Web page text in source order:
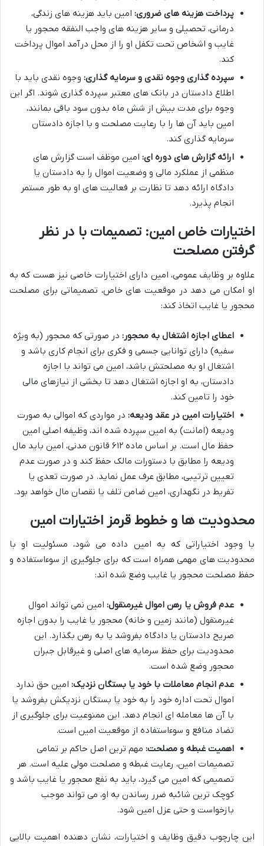
پرداخت هزینه های ضروری: امین باید هزینه های زندگی،
درمانی، تحصیلی و سایر هزینه های واجب النفقه محجور یا
غایب و اشخاص تحت تکفل او را از محل درآمد اموال پرداخت
کند.
سپرده گذاری وجوه نقدی و سرمایه گذاری: وجوه نقدی باید با
اطلاع دادستان در بانک های معتبر سپرده گذاری شوند. اگر این
وجوه برای مدت بیش از شش ماه بدون سود باقی بمانند،
امین باید آن ها را با رعایت مصلحت و با اجازه دادستان
سرمایه گذاری کند.
ارائه گزارش های دوره ای: امین موظف است گزارش های
منظمی از عملکرد مالی و وضعیت اموال را به دادستان یا
دادگاه ارائه دهد تا نظارت بر فعالیت های او به طور مستمر
انجام پذیرد.
اختیارات خاص امین: تصمیمات با در نظر
گرفتن مصلحت
علاوه بر وظایف عمومی، امین دارای اختیارات خاصی نیز هست که به
او امکان می دهد در موقعیت های خاص، تصمیماتی برای مصلحت
محجور یا غایب اتخاذ کند:
اعطای اجازه اشتغال به محجور: در صورتی که محجور (به ویژه
سفیه) دارای توانایی جسمی و فکری برای انجام کاری باشد و
اشتغال او به مصلحتش باشد، امین می تواند با اجازه
دادستان، به او اجازه اشتغال دهد تا بخشی از نیازهای مالی
خود را تامین کند.
اختیارات امین در عقد ودیعه: در مواردی که اموالی به صورت
ودیعه (امانت) به امین سپرده شده اند، وظیفه اصلی امین
حفظ مال است. بر اساس ماده ۶۱۲ قانون مدنی، امین باید مال
ودیعه را مطابق با دستورات مالک حفظ کند و در صورت عدم
تعیین ترتیبی، مطابق عرف عمل نماید. در صورت تعدی یا
تفریط در نگهداری، امین ضامن تلف یا نقصان مال خواهد بود.
محدودیت ها و خطوط قرمز اختیارات امین
با وجود اختیاراتی که به امین داده می شود، مسئولیت او با
محدودیت های مهمی همراه است که برای جلوگیری از سوءاستفاده و
حفظ مصلحت محجور یا غایب وضع شده اند:
عدم فروش یا رهن اموال غیرمنقول: امین نمی تواند اموال
غیرمنقول (مانند زمین و خانه) محجور یا غایب را بدون اجازه
صریح دادستان یا دادگاه بفروشد یا به رهن بگذارد. این
محدودیت برای حفظ سرمایه های اصلی و غیرقابل جبران
محجور وضع شده است.
عدم انجام معاملات با خود یا بستگان نزدیک: امین حق ندارد
اموال تحت اداره خود را به خود یا بستگان نزدیکش بفروشد یا
با آن ها معامله ای انجام دهد. این ممنوعیت برای جلوگیری از
تضاد منافع و سوءاستفاده از موقعیت امین است.
اهمیت غبطه و مصلحت: مهم ترین اصل حاکم بر تمامی
تصمیمات امین، رعایت غبطه و مصلحت مولی علیه است. هر
تصمیمی که امین می گیرد، باید به نفع محجور یا غایب باشد و
کوچک ترین شائبه ضرر رساندن به او، می تواند موجب
بازخواست و حتی عزل امین شود.
این چارچوب دقیق وظایف و اختیارات، نشان دهنده اهمیت بالایی